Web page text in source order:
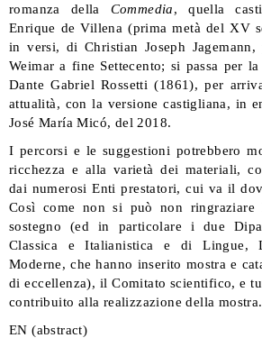
romanza della Commedia, quella
Enrique de Villena (prima metà del XV
in versi, di Christian Joseph
Weimar a fine Settecento; si passa per la
Dante Gabriel Rossetti (1861), per
attualità, con la versione castigliana, in
José María Micó, del 2018.
I percorsi e le suggestioni potrebbero
ricchezza e alla varietà dei materiali,
dai numerosi Enti prestatori, cui va il
Così come non si può non ringraziare
sostegno (ed in particolare i due
Classica e Italianistica e di Lingue,
Moderne, che hanno inserito mostra e
di eccellenza), il Comitato scientifico, e
contribuito alla realizzazione della mostra.
EN (abstract)